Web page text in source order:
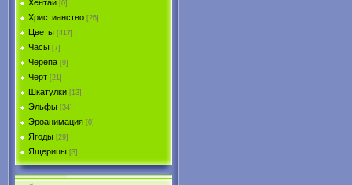
Хентай [0]
Христианство [26]
Цветы [417]
Часы [7]
Черепа [9]
Чёрт [21]
Шкатулки [13]
Эльфы [34]
Эроанимация [0]
Ягоды [29]
Ящерицы [3]